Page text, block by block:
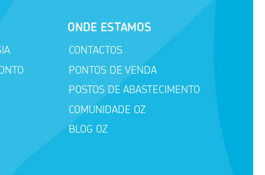
ONDE ESTAMOS
CONTACTOS
PONTOS DE VENDA
POSTOS DE ABASTECIMENTO
COMUNIDADE OZ
BLOG OZ